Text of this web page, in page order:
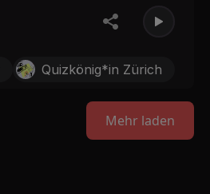
Quizkönig*in Zürich
Mehr laden